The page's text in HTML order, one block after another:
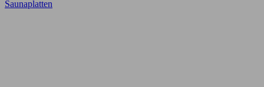
Saunaplatten